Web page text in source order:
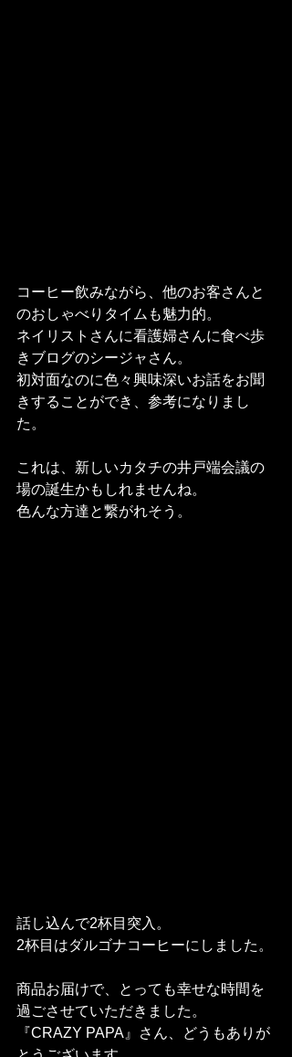
コーヒー飲みながら、他のお客さんと
のおしゃべりタイムも魅力的。
ネイリストさんに看護婦さんに食べ歩
きブログのシージャさん。
初対面なのに色々興味深いお話をお聞
きすることができ、参考になりまし
た。
これは、新しいカタチの井戸端会議の
場の誕生かもしれませんね。
色んな方達と繋がれそう。
話し込んで2杯目突入。
2杯目はダルゴナコーヒーにしました。
商品お届けで、とっても幸せな時間を
過ごさせていただきました。
『CRAZY PAPA』さん、どうもありが